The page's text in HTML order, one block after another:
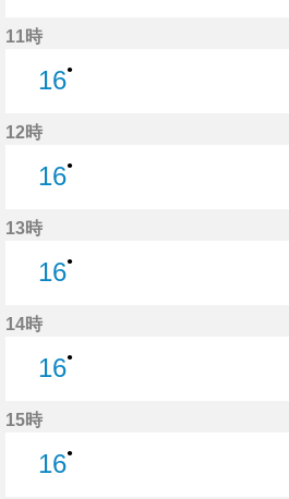
11時
16●
12時
16●
13時
16●
14時
16●
15時
16●